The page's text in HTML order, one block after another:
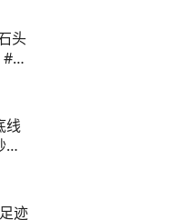
头
足
迹